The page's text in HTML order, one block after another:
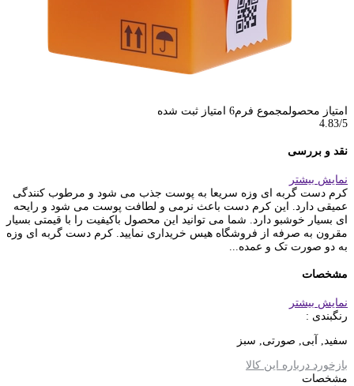
امتیاز محصولمجموع فرم6 امتیاز ثبت شده
4.83/5
نقد و بررسی
نمایش بیشتر
کرم دست گربه ای وزه سریعا به پوست جذب می شود و مرطوب کنندگی
عمیقی دارد. این کرم دست باعث نرمی و لطافت پوست می شود و رایحه
ای بسیار خوشبو دارد. شما می توانید این محصول باکیفیت را با قیمتی بسیار
مقرون به صرفه از فروشگاه هیس خریداری نمایید. کرم دست گربه ای وزه
به دو صورت تک و عمده...
مشخصات
نمایش بیشتر
رنگبندی :
سفید, آبی, صورتی, سبز
بازخورد درباره این کالا
مشخصات